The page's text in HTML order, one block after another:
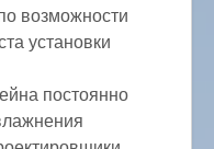
возможности
установки
постоянно